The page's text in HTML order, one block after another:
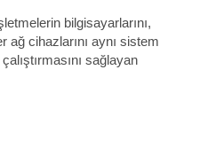
bilgisayarlarını,
ağ cihazlarını aynı sistem
sağlayan